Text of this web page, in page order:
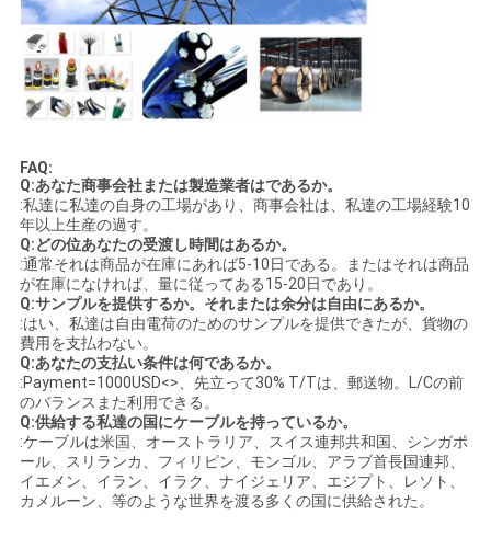
FAQ:
Q:あなた商事会社または製造業者はであるか。
:私達に私達の自身の工場があり、商事会社は、私達の工場経験10
年以上生産の過す。
Q:どの位あなたの受渡し時間はあるか。
:通常それは商品が在庫にあれば5-10日である。またはそれは商品
が在庫になければ、量に従ってある15-20日であり。
Q:サンプルを提供するか。それまたは余分は自由にあるか。
:はい、私達は自由電荷のためのサンプルを提供できたが、貨物の
費用を支払わない。
Q:あなたの支払い条件は何であるか。
:Payment=1000USD<>、先立って30% T/Tは、郵送物。L/Cの前
のバランスまた利用できる。
Q:供給する私達の国にケーブルを持っているか。
:ケーブルは米国、オーストラリア、スイス連邦共和国、シンガポ
ール、スリランカ、フィリピン、モンゴル、アラブ首長国連邦、
イエメン、イラン、イラク、ナイジェリア、エジプト、レソト、
カメルーン、等のような世界を渡る多くの国に供給された。